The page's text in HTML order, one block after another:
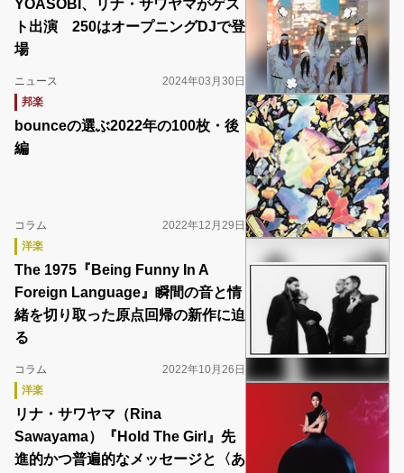
YOASOBI、リナ・サワヤマがゲス
ト出演 250はオープニングDJで登
場
ニュース
2024年03月30日
邦楽
bounceの選ぶ2022年の100枚・後
編
コラム
2022年12月29日
洋楽
The 1975『Being Funny In A
Foreign Language』瞬間の音と情
緒を切り取った原点回帰の新作に迫
る
コラム
2022年10月26日
洋楽
リナ・サワヤマ（Rina
Sawayama）『Hold The Girl』先
進的かつ普遍的なメッセージと〈あ